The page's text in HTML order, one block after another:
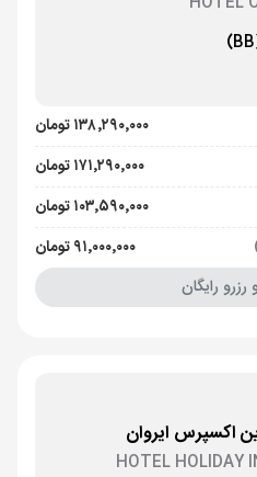
۱۳۸٬۲۹۰٬۰۰۰ تومان
۱۷۱٬۲۹۰٬۰۰۰ تومان
۱۰۳٬۵۹۰٬۰۰۰ تومان
۹۱٬۰۰۰٬۰۰۰ تومان
رایگان
اکسپرس ایروان
HOTEL HOLIDAY